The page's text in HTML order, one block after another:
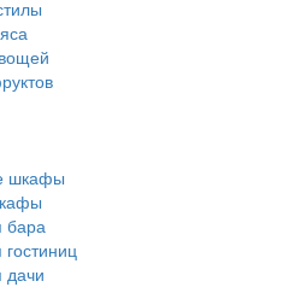
шкафы
бара